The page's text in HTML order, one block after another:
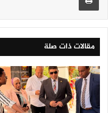
مقالات ذات صلة